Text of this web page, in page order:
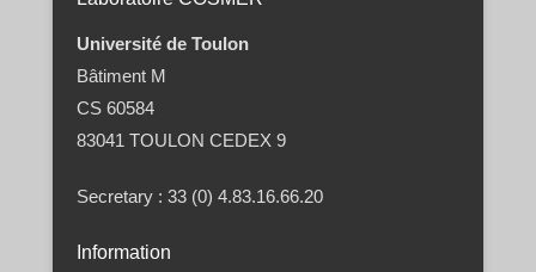
Université de Toulon
Bâtiment M
CS 60584
83041 TOULON CEDEX 9
Secretary : 33 (0) 4.83.16.66.20
Information